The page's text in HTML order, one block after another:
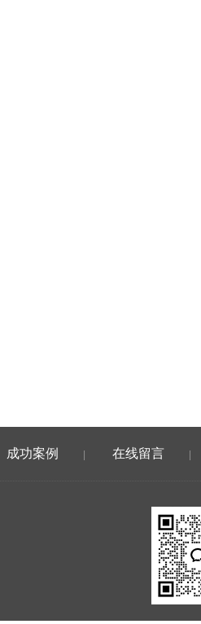
成功案例 在线留言